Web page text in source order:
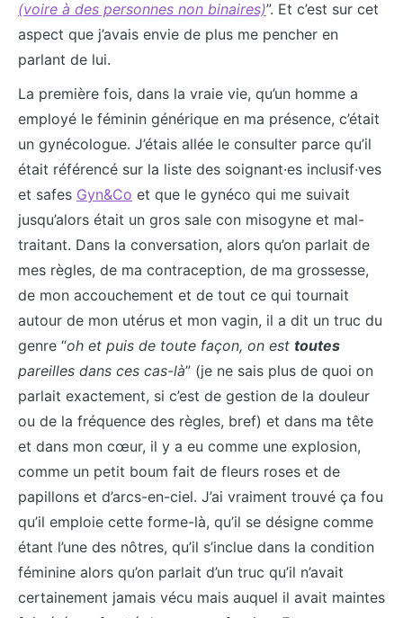
(voire à des personnes non binaires)”. Et c’est sur cet
aspect que j’avais envie de plus me pencher en
parlant de lui.
La première fois, dans la vraie vie, qu’un homme a
employé le féminin générique en ma présence, c’était
un gynécologue. J’étais allée le consulter parce qu’il
était référencé sur la liste des soignant·es inclusif·ves
et safes Gyn&Co et que le gynéco qui me suivait
jusqu’alors était un gros sale con misogyne et mal-
traitant. Dans la conversation, alors qu’on parlait de
mes règles, de ma contraception, de ma grossesse,
de mon accouchement et de tout ce qui tournait
autour de mon utérus et mon vagin, il a dit un truc du
genre “oh et puis de toute façon, on est toutes
pareilles dans ces cas-là” (je ne sais plus de quoi on
parlait exactement, si c’est de gestion de la douleur
ou de la fréquence des règles, bref) et dans ma tête
et dans mon cœur, il y a eu comme une explosion,
comme un petit boum fait de fleurs roses et de
papillons et d’arcs-en-ciel. J’ai vraiment trouvé ça fou
qu’il emploie cette forme-là, qu’il se désigne comme
étant l’une des nôtres, qu’il s’inclue dans la condition
féminine alors qu’on parlait d’un truc qu’il n’avait
certainement jamais vécu mais auquel il avait maintes